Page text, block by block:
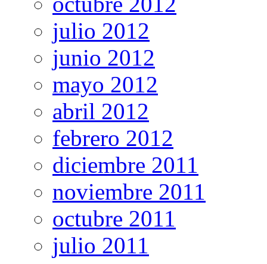
julio 2012
junio 2012
mayo 2012
abril 2012
febrero 2012
diciembre 2011
noviembre 2011
octubre 2011
julio 2011